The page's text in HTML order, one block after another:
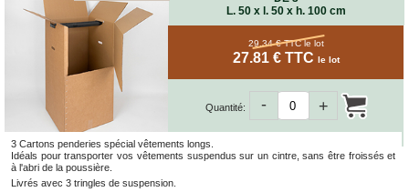
L. 50 x l. 50 x h. 100 cm
3 Cartons penderies spécial vêtements longs.
Idéals pour transporter vos vêtements suspendus sur un cintre, sans être froissés et
à l'abri de la poussière.
Livrés avec 3 tringles de suspension.
29.34 € TTCle lot
27.81 € TTC le lot
Quantité: +
-